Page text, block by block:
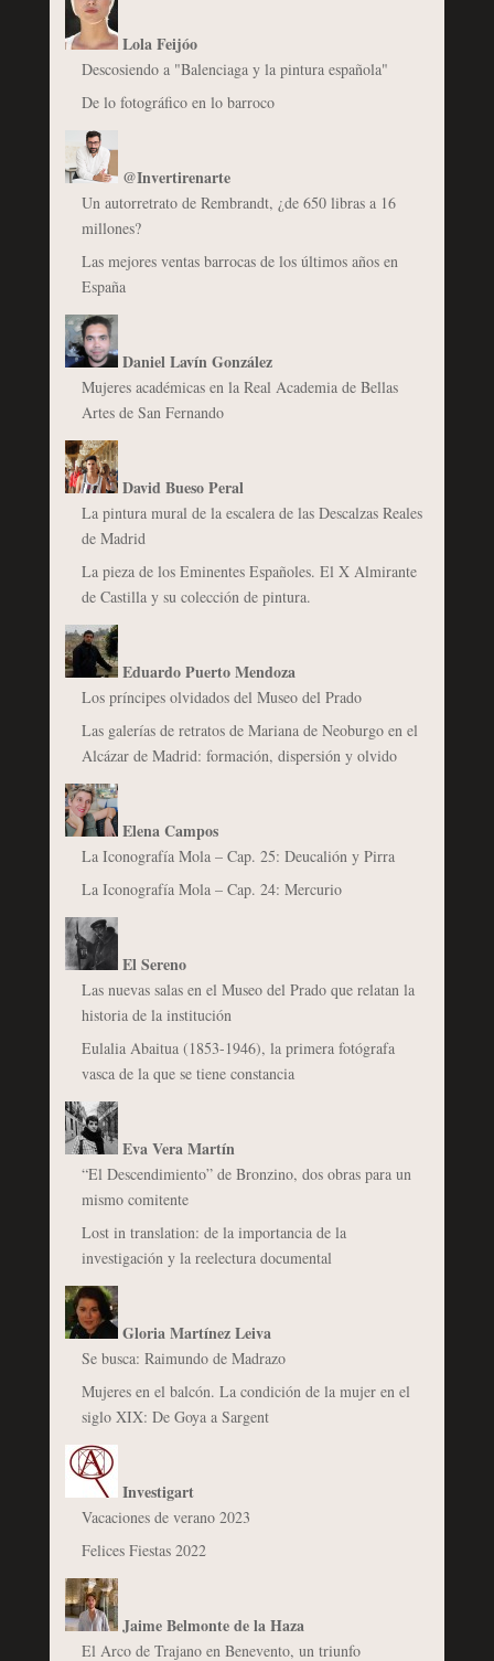
Lola Feijóo
Descosiendo a "Balenciaga y la pintura española"
De lo fotográfico en lo barroco
@Invertirenarte
Un autorretrato de Rembrandt, ¿de 650 libras a 16
millones?
Las mejores ventas barrocas de los últimos años en
España
Daniel Lavín González
Mujeres académicas en la Real Academia de Bellas
Artes de San Fernando
David Bueso Peral
La pintura mural de la escalera de las Descalzas Reales
de Madrid
La pieza de los Eminentes Españoles. El X Almirante
de Castilla y su colección de pintura.
Eduardo Puerto Mendoza
Los príncipes olvidados del Museo del Prado
Las galerías de retratos de Mariana de Neoburgo en el
Alcázar de Madrid: formación, dispersión y olvido
Elena Campos
La Iconografía Mola – Cap. 25: Deucalión y Pirra
La Iconografía Mola – Cap. 24: Mercurio
El Sereno
Las nuevas salas en el Museo del Prado que relatan la
historia de la institución
Eulalia Abaitua (1853-1946), la primera fotógrafa
vasca de la que se tiene constancia
Eva Vera Martín
“El Descendimiento” de Bronzino, dos obras para un
mismo comitente
Lost in translation: de la importancia de la
investigación y la reelectura documental
Gloria Martínez Leiva
Se busca: Raimundo de Madrazo
Mujeres en el balcón. La condición de la mujer en el
siglo XIX: De Goya a Sargent
Investigart
Vacaciones de verano 2023
Felices Fiestas 2022
Jaime Belmonte de la Haza
El Arco de Trajano en Benevento, un triunfo